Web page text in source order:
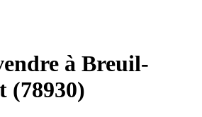
à Breuil-
(78930)